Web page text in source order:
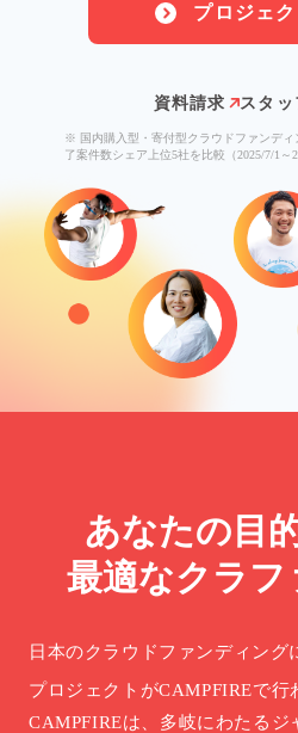
プロジェ
資料請求 スタッ
※ 国内購入型・寄付型クラウドファンディ
了案件数シェア上位5社を比較（2025/7/1～
あなたの目
最適なクラフ
日本のクラウドファンディング
プロジェクトがCAMPFIREで行
CAMPFIREは、多岐にわたるジ